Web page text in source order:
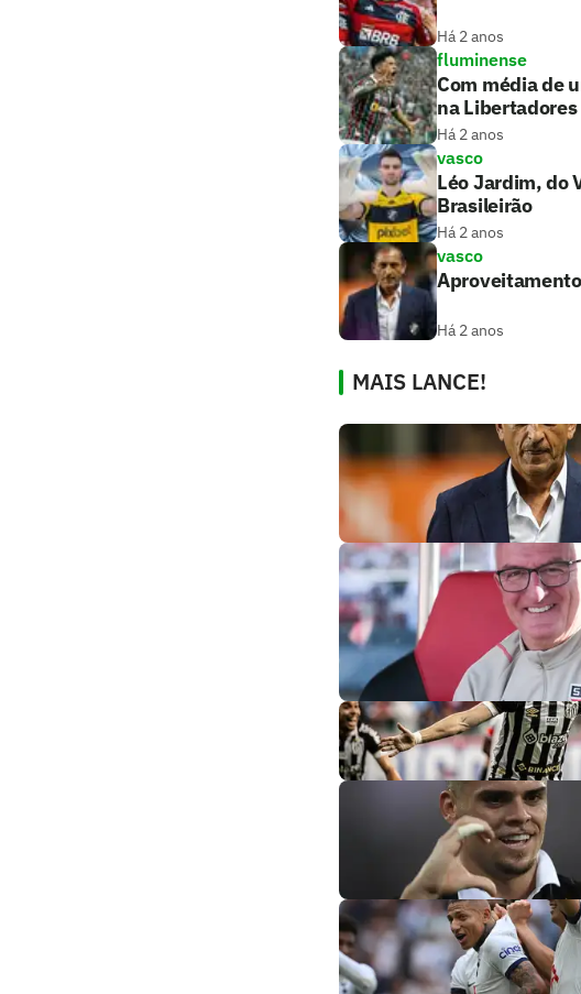
Há 2 anos
fluminense
Com média de
na Libertadores
Há 2 anos
vasco
Léo Jardim, do
Brasileirão
Há 2 anos
vasco
Há 2 anos
MAIS LANCE!